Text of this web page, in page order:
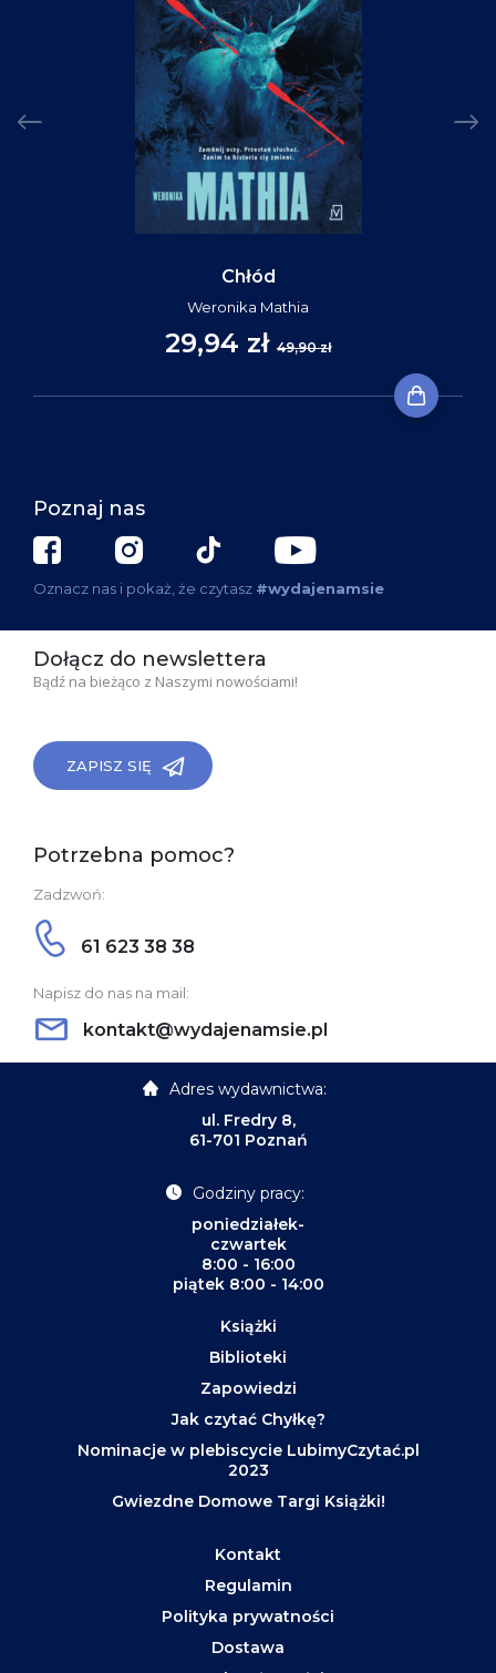
Chłód
Weronika Mathia
29,94 zł 49,90 zł
Poznaj nas
Oznacz nas i pokaż, że czytasz #wydajenamsie
Dołącz do newslettera
Bądź na bieżąco z Naszymi nowościami!
ZAPISZ SIĘ
Potrzebna pomoc?
Zadzwoń:
61 623 38 38
Napisz do nas na mail:
kontakt@wydajenamsie.pl
Adres wydawnictwa:
ul. Fredry 8,
61-701 Poznań
Godziny pracy:
poniedziałek-
czwartek
8:00 - 16:00
piątek 8:00 - 14:00
Książki
Biblioteki
Zapowiedzi
Jak czytać Chyłkę?
Nominacje w plebiscycie LubimyCzytać.pl
2023
Gwiezdne Domowe Targi Książki!
Kontakt
Regulamin
Polityka prywatności
Dostawa